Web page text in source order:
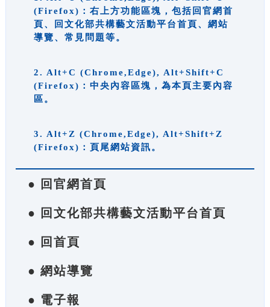
(Firefox)：右上方功能區塊，包括回官網首
頁、回文化部共構藝文活動平台首頁、網站
導覽、常見問題等。
2. Alt+C (Chrome,Edge), Alt+Shift+C
(Firefox)：中央內容區塊，為本頁主要內容
區。
3. Alt+Z (Chrome,Edge), Alt+Shift+Z
(Firefox)：頁尾網站資訊。
● 回官網首頁
● 回文化部共構藝文活動平台首頁
● 回首頁
● 網站導覽
● 電子報